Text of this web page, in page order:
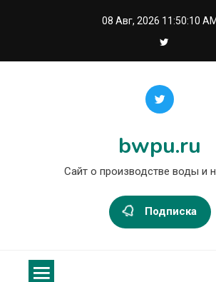
08 Авг, 2026 11:50:10 AM
bwpu.ru
Сайт о производстве воды и
Подписка